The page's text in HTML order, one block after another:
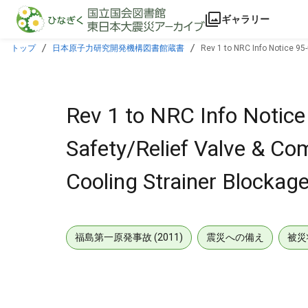
本文に飛ぶ
ギャラリー
トップ 日本原子力研究開発機構図書館蔵書 Rev 1 to NRC Info Notice
Rev 1 to NRC Info
Safety/Relief Valve &
Cooling Strainer
福島第一原発事故 (2011) 震災への備え 被災